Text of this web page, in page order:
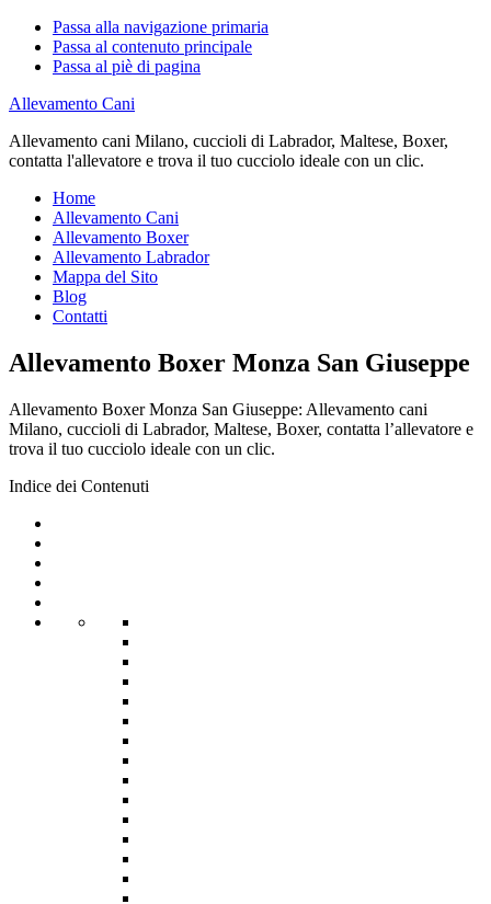
Passa alla navigazione primaria
Passa al contenuto principale
Passa al piè di pagina
Allevamento Cani
Allevamento cani Milano, cuccioli di Labrador, Maltese, Boxer,
contatta l'allevatore e trova il tuo cucciolo ideale con un clic.
Home
Allevamento Cani
Allevamento Boxer
Allevamento Labrador
Mappa del Sito
Blog
Contatti
Allevamento Boxer Monza San Giuseppe
Allevamento Boxer Monza San Giuseppe: Allevamento cani
Milano, cuccioli di Labrador, Maltese, Boxer, contatta l’allevatore e
trova il tuo cucciolo ideale con un clic.
Indice dei Contenuti